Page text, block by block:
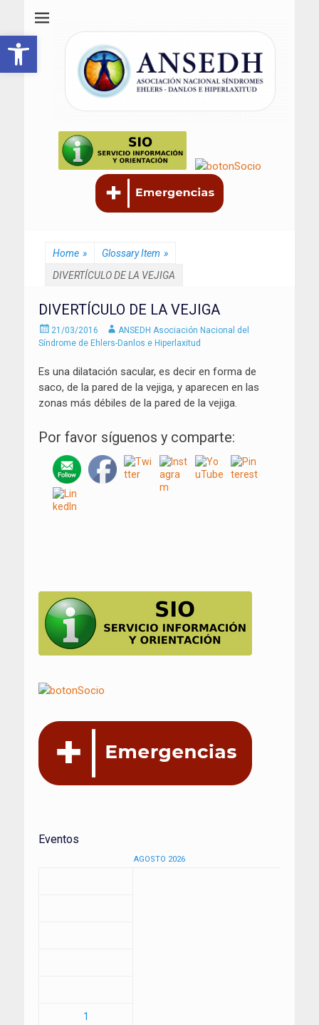
Home » Glossary Item »
DIVERTÍCULO DE LA VEJIGA
DIVERTÍCULO DE LA VEJIGA
Enviado
el
21/03/2016 AutorANSEDH Asociación Nacional del
Síndrome de Ehlers-Danlos e Hiperlaxitud
Es una dilatación sacular, es decir en forma de
saco, de la pared de la vejiga, y aparecen en las
zonas más débiles de la pared de la vejiga.
Por favor síguenos y comparte:
entradas
Eventos
AGOSTO 2026
1
Abrir barra de herramientas